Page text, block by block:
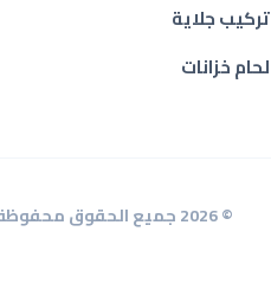
تركيب جلاية
لحام خزانات
© 2026 جميع الحقوق محفوظة لـ